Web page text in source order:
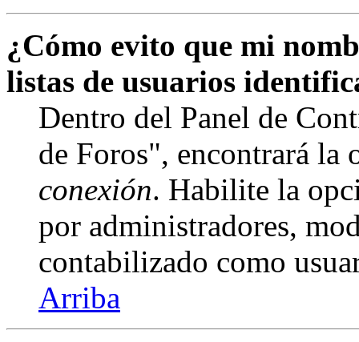
¿Cómo evito que mi
listas de usuarios
Dentro del Panel de
de Foros", encontrará la
conexión. Habilite la
por administradores,
contabilizado como
Arriba